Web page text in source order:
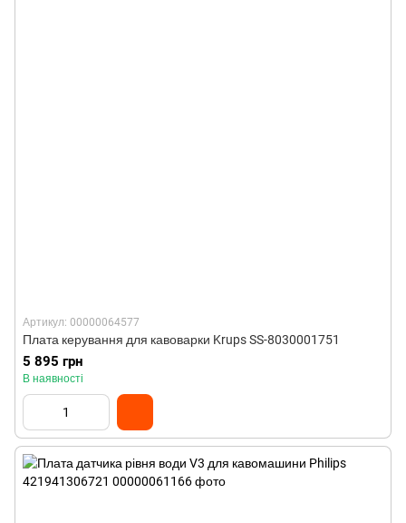
Артикул: 00000064577
Плата керування для кавоварки Krups SS-8030001751
5 895 грн
В наявності